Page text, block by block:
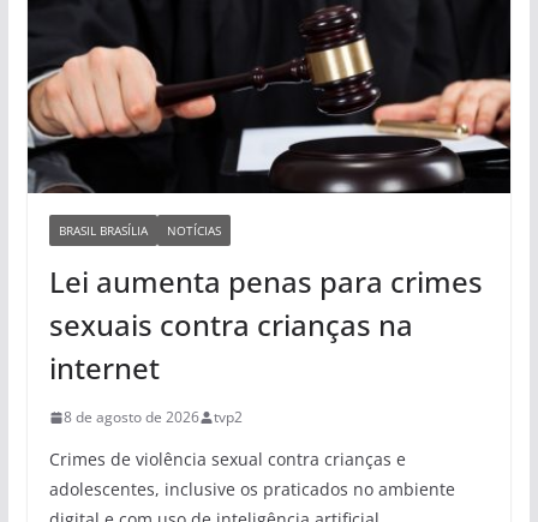
BRASIL BRASÍLIA NOTÍCIAS
Lei aumenta penas para crimes
sexuais contra crianças na
internet
8 de agosto de 2026 tvp2
Crimes de violência sexual contra crianças e
adolescentes, inclusive os praticados no ambiente